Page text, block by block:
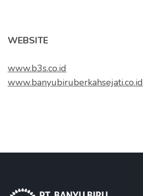
WEBSITE
www.b3s.co.id
www.banyubiruberkahsejati.co.id